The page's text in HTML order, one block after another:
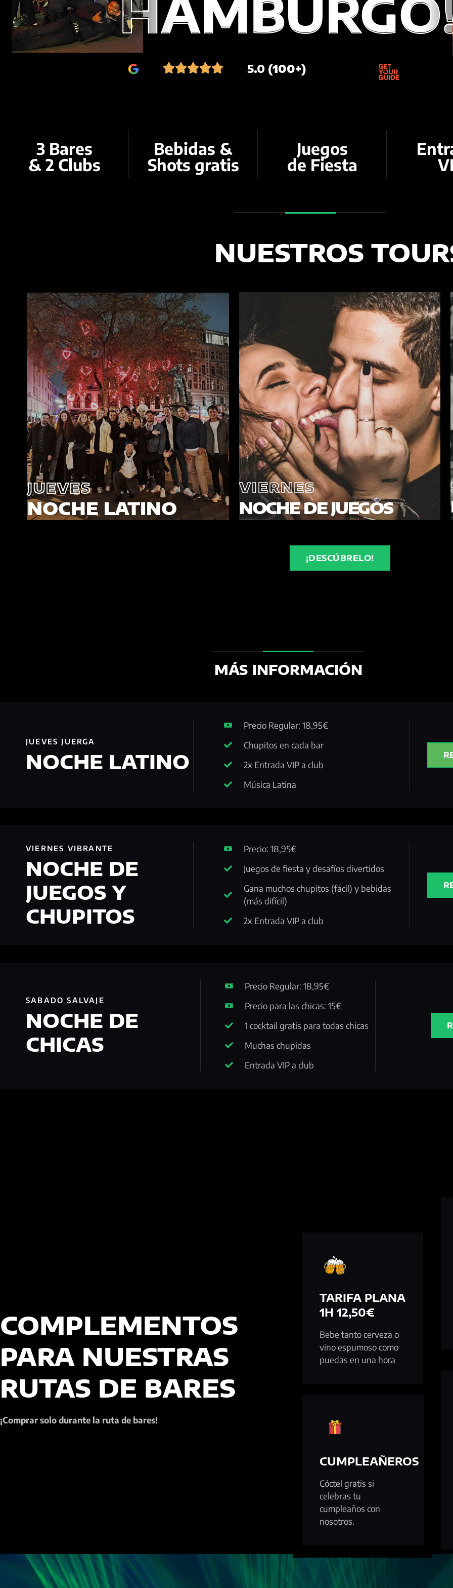
5.0 (100+)
3 Bares
& 2 Clubs
Bebidas &
Shots gratis
Juegos
de Fiesta
NUESTROS
JUEVES
NOCHE LATINO
VIERNES
NOCHE DE JUEGOS
¡DESCÚBRELO!
MÁS INFORMACIÓN
JUEVES JUERGA
NOCHE LATINO
Precio Regular: 18,95€
Chupitos en cada bar
2x Entrada VIP a club
Música Latina
VIERNES VIBRANTE
NOCHE DE
JUEGOS Y
CHUPITOS
Precio: 18,95€
Juegos de fiesta y desafíos divertidos
Gana muchos chupitos (fácil) y bebidas
(más difícil)
2x Entrada VIP a club
SABADO SALVAJE
NOCHE DE
CHICAS
Precio Regular: 18,95€
Precio para las chicas: 15€
1 cocktail gratis para todas chicas
Muchas chupidas
Entrada VIP a club
COMPLEMENTOS
PARA NUESTRAS
RUTAS DE BARES
¡Comprar solo durante la ruta de bares!
TARIFA PLANA
1H 12,50€
Bebe tanto cerveza o
vino espumoso como
puedas en una hora
CUMPLEAÑEROS
Cóctel gratis si
celebras tu
cumpleaños con
nosotros.